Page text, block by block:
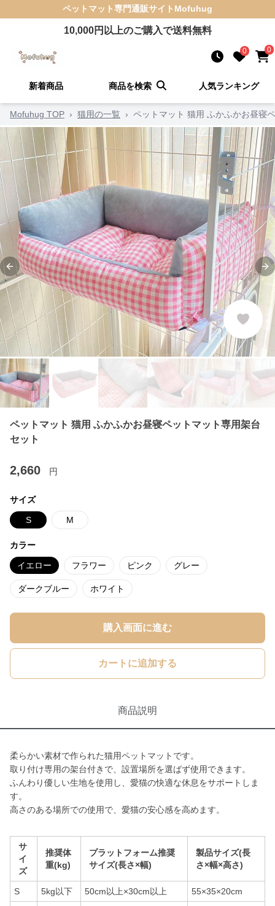
ペットマット専門通販サイト Mofuhug
10,000円以上のご購入で送料無料
0 0
新着商品 商品を検索 人気ランキング
Mofuhug TOP › 猫用の一覧 › ペットマット 猫用 ふかふかお昼寝
Previous slide
ペットマット 猫用 ふかふかお昼寝ペットマット専用架台
セット
2,660 円
サイズ
S M
カラー
イエロー フラワー ピンク グレー
ダークブルー ホワイト
購入画面に進む
カートに追加する
商品説明
柔らかい素材で作られた猫用ペットマットです。
取り付け専用の架台付きで、設置場所を選ばず使用できます。
ふんわり優しい生地を使用し、愛猫の快適な休息をサポートしま
す。
高さのある場所での使用で、愛猫の安心感を高めます。
サ
イ
ズ
推奨体
重(kg)
プラットフォーム推奨
サイズ(長さ×幅)
製品サイズ(長
さ×幅×高さ)
S 5kg以下 50cm以上×30cm以上 55×35×20cm